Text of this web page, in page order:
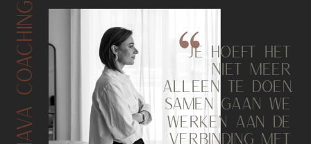
MANAVA COACHING
JE HOEFT HET
NIET MEER
ALLEEN TE DOEN.
SAMEN GAAN WE
WERKEN AAN DE
VERBINDING MET